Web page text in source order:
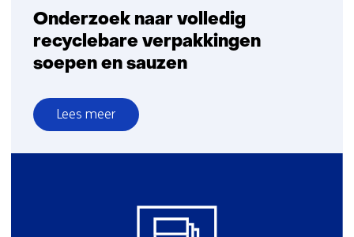
Onderzoek naar volledig
recyclebare verpakkingen
soepen en sauzen
Lees meer
over
Onderzoek